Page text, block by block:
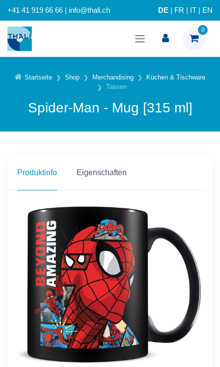
+41 41 919 66 66 | info@thali.ch DE FR IT EN
0
Startseite Shop Merchandising
Küchen & Tischware
Tassen
Spider-Man - Mug [315 ml]
Produktinfo Eigenschaften